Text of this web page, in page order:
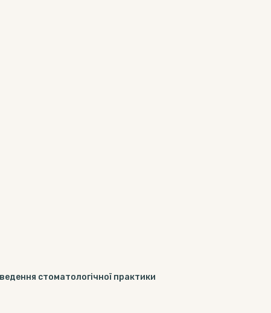
стоматологічної практики